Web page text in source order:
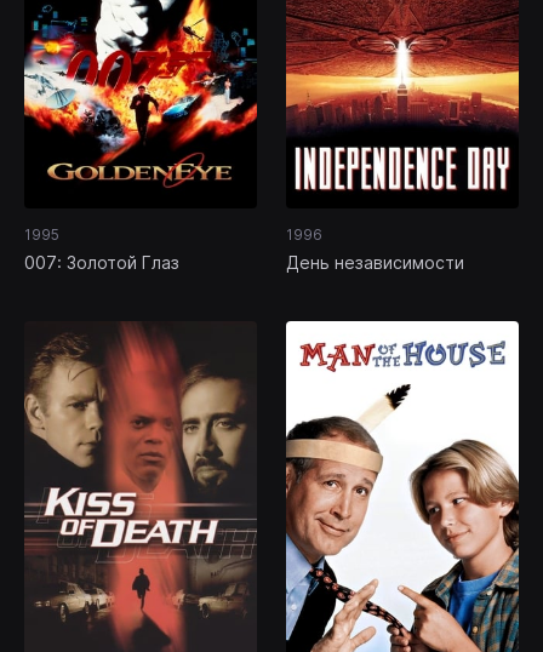
1995
007: Золотой Глаз
1996
День независимости